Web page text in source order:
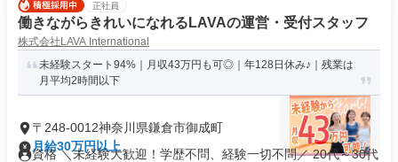
正社員
働きながらきれいになれるLAVAの運営・受付スタッフ
株式会社LAVA International
未経験スタート94%｜月収43万円も可◎｜年128日休み♪｜残業は
月平均2時間以下
〒248-0012神奈川県鎌倉市御成町
月給30万円以上
資格 ＼未経験大歓迎！学歴不問、経験一切不問／ 20代～30代